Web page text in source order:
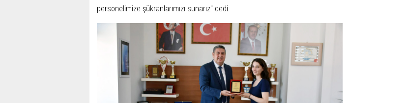
personelimize şükranlarımızı sunarız" dedi.